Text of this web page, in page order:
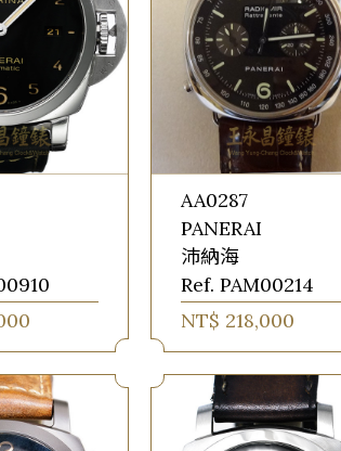
AA0287
PANERAI
沛納海
Ref. PAM00214
NT$ 218,000